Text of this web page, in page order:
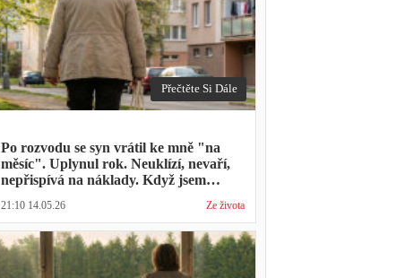
Přečtěte Si Dále
Po rozvodu se syn vrátil ke mně "na
měsíc". Uplynul rok. Neuklízí, nevaří,
nepřispívá na náklady. Když jsem
přece nevyhodíš vlastní dítě."
21:10 14.05.26 Ze života